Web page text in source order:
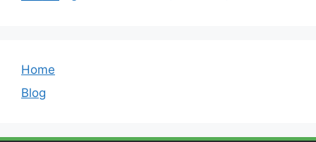
Home
Blog